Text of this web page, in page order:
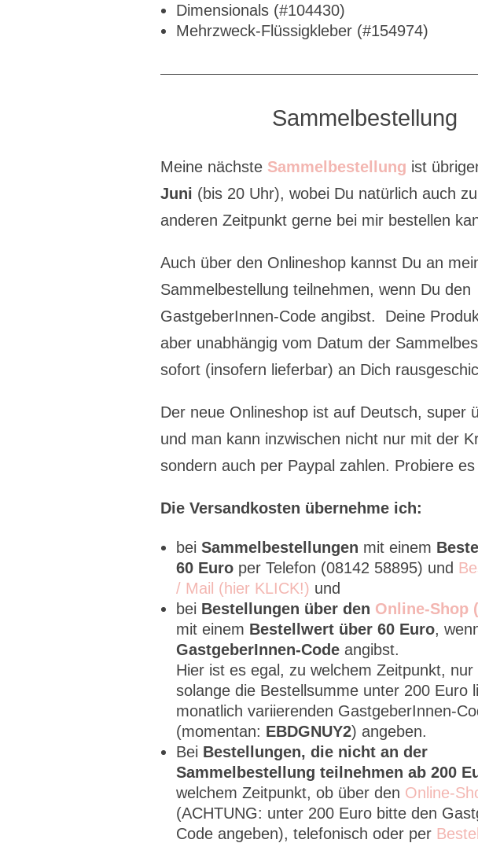
Dimensionals (#104430)
Mehrzweck-Flüssigkleber (#154974)
Sammelbestellung
Meine nächste Sammelbestellung ist
Juni (bis 20 Uhr), wobei Du natürlich auch
anderen Zeitpunkt gerne bei mir bestellen
Auch über den Onlineshop kannst Du an
Sammelbestellung teilnehmen, wenn Du den
GastgeberInnen-Code angibst. Deine
aber unabhängig vom Datum der
sofort (insofern lieferbar) an Dich
Der neue Onlineshop ist auf Deutsch, super
und man kann inzwischen nicht nur mit der
sondern auch per Paypal zahlen. Probiere
Die Versandkosten übernehme ich:
beiSammelbestellungen mit einem
60 Euro per Telefon (08142 58895) und
/ Mail (hier KLICK!) und
bei Bestellungen über den Online-Shop
mit einem Bestellwert über 60 Euro,
GastgeberInnen-Code angibst.
Hier ist es egal, zu welchem Zeitpunkt,
solange die Bestellsumme unter 200 Euro
monatlich variierenden GastgeberInnen-
(momentan: EBDGNUY2) angeben.
Bei Bestellungen, die nicht an der
Sammelbestellung teilnehmen ab 200
welchem Zeitpunkt, ob über den Online-
(ACHTUNG: unter 200 Euro bitte den
Code angeben), telefonisch oder per